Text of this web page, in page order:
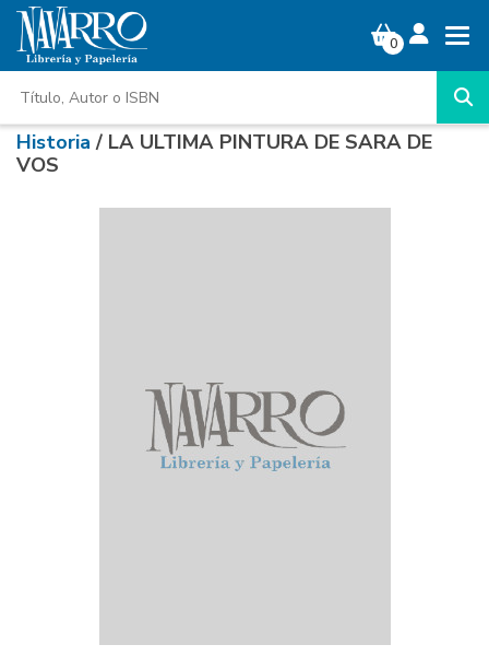
0
Historia/ LA ULTIMA PINTURA DE SARA DE
VOS